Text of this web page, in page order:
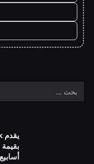
أسابيع